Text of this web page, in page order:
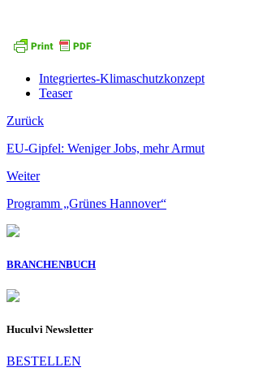
Integriertes-Klimaschutzkonzept
Teaser
Zurück
EU-Gipfel: Weniger Jobs, mehr Armut
Weiter
Programm „Grünes Hannover“
BRANCHENBUCH
Huculvi Newsletter
BESTELLEN